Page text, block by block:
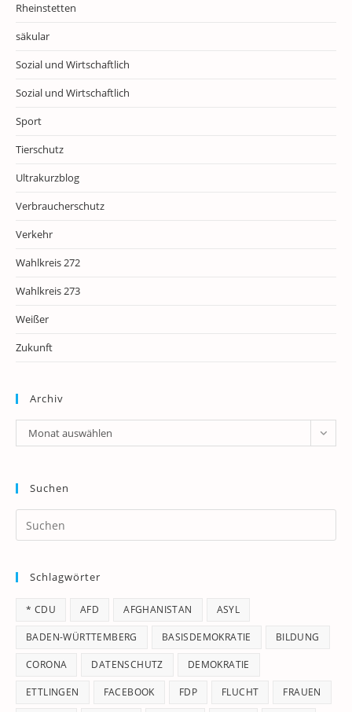
Rheinstetten
säkular
Sozial und Wirtschaftlich
Sozial und Wirtschaftlich
Sport
Tierschutz
Ultrakurzblog
Verbraucherschutz
Verkehr
Wahlkreis 272
Wahlkreis 273
Weißer
Zukunft
Archiv
Archiv
Monat auswählen
Suchen
Schlagwörter
* CDU AFD AFGHANISTAN ASYL
BADEN-WÜRTTEMBERG BASISDEMOKRATIE BILDUNG
CORONA DATENSCHUTZ DEMOKRATIE
ETTLINGEN FACEBOOK FDP FLUCHT FRAUEN